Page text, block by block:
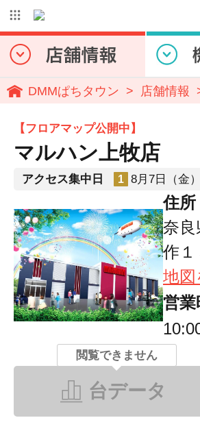
DMMぱちタウン 店舗情報
【フロアマップ公開中】
マルハン上牧店
アクセス集中日 1 8月7日（金）
住所
奈良
作１
地図
営業
閲覧できません
台データ